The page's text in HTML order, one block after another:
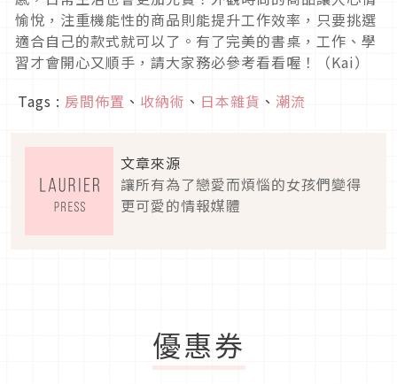
愉悅，注重機能性的商品則能提升工作效率，只要挑選
適合自己的款式就可以了。有了完美的書桌，工作、學
習才會開心又順手，請大家務必參考看看喔！（Kai）
Tags : 房間佈置 、 收納術 、 日本雜貨 、 潮流
文章來源
讓所有為了戀愛而煩惱的女孩們變得
更可愛的情報媒體
優惠券